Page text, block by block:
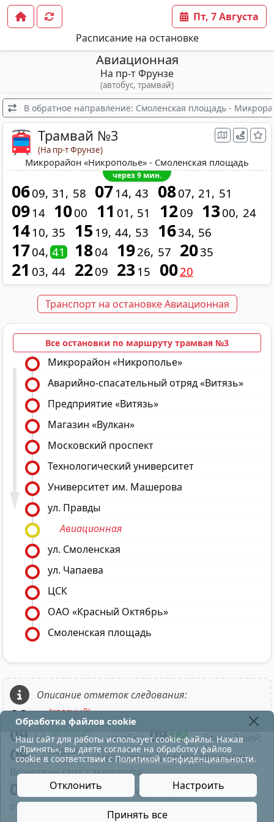
Расписание на остановке
Пт, 7 Августа
Авиационная
На пр-т Фрунзе
(автобус, трамвай)
В обратное направление: Смоленская площадь -
Трамвай №3
(На пр-т Фрунзе)
Микрорайон «Никрополье» - Смоленская площадь
через 9 мин.
0609 31 58 07 14 43 0807 21 51
09 14 1000 11 01 51 1209 1300 24
14 10 35 15 19 44 53 1634 56
1704 41 1804 1926 57 2035
21 03 44 2209 23 15 0020
Транспорт на остановке Авиационная
Все остановки по маршруту трамвая №3
Микрорайон «Никрополье»
Аварийно-спасательный отряд «Витязь»
Предприятие «Витязь»
Магазин «Вулкан»
Московский проспект
Технологический университет
Университет им. Машерова
ул. Правды
Авиационная
ул. Смоленская
ул. Чапаева
ЦСК
ОАО «Красный Октябрь»
Смоленская площадь
Описание отметок следования:
09 12(красный) - в парк;
09 12 (зелёный) - на обед;09 12 - ближайший;
09 12(серый)
- Нарушение графика движения.
Возможен сход с маршрута;
09
- Нажатие на минуту отправления
отображает время по рейсу маршрута;
остановка движения трамваев по Московскому
Обработка файлов cookie
Наш сайт для работы использует cookie-файлы. Нажав
«Принять», вы даете согласие на обработку файлов
cookie в соответствии с Политикой конфиденциальности.
Отклонить Настроить
Принять все